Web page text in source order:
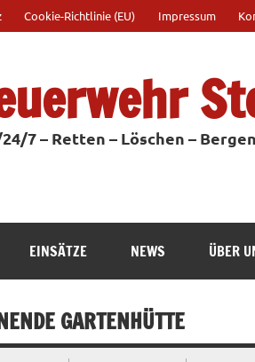
Cookie-Richtlinie (EU) Impressum
7 – Retten – Löschen –
EINSÄTZE NEWS ÜBER
GARTENHÜTTE